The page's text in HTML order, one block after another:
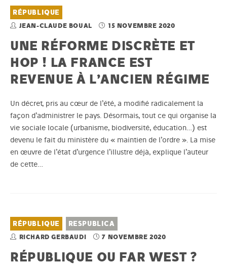
RÉPUBLIQUE
JEAN-CLAUDE BOUAL 15 NOVEMBRE 2020
UNE RÉFORME DISCRÈTE ET
HOP ! LA FRANCE EST
REVENUE À L’ANCIEN RÉGIME
Un décret, pris au cœur de l’été, a modifié radicalement la
façon d’administrer le pays. Désormais, tout ce qui organise la
vie sociale locale (urbanisme, biodiversité, éducation…) est
devenu le fait du ministère du « maintien de l’ordre ». La mise
en œuvre de l’état d’urgence l’illustre déjà, explique l’auteur
de cette…
RÉPUBLIQUE RESPUBLICA
RICHARD GERBAUDI 7 NOVEMBRE 2020
RÉPUBLIQUE OU FAR WEST ?